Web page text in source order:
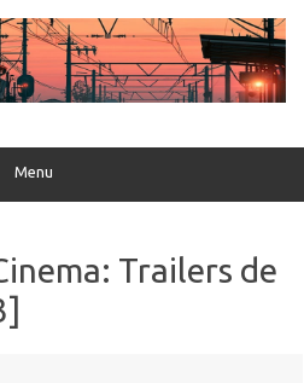
Menu
Trailers de